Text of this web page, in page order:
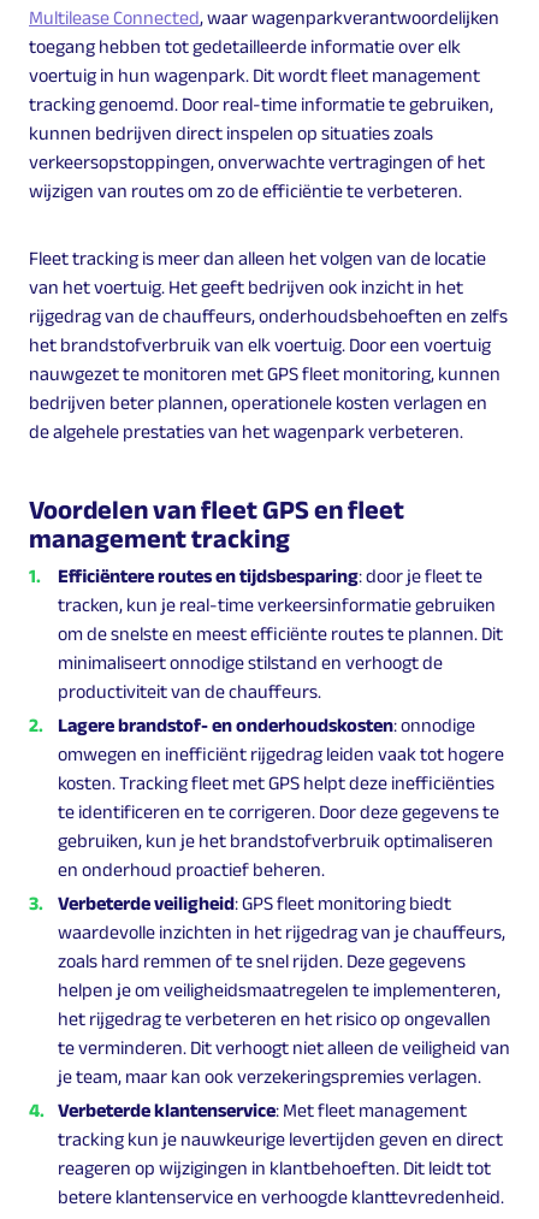
Multilease Connected, waar wagenparkverantwoordelijken
toegang hebben tot gedetailleerde informatie over elk
voertuig in hun wagenpark. Dit wordt fleet management
tracking genoemd. Door real-time informatie te gebruiken,
kunnen bedrijven direct inspelen op situaties zoals
verkeersopstoppingen, onverwachte vertragingen of het
wijzigen van routes om zo de efficiëntie te verbeteren.
Fleet tracking is meer dan alleen het volgen van de locatie
van het voertuig. Het geeft bedrijven ook inzicht in het
rijgedrag van de chauffeurs, onderhoudsbehoeften en zelfs
het brandstofverbruik van elk voertuig. Door een voertuig
nauwgezet te monitoren met GPS fleet monitoring, kunnen
bedrijven beter plannen, operationele kosten verlagen en
de algehele prestaties van het wagenpark verbeteren.
Voordelen van fleet GPS en fleet
management tracking
Efficiëntere routes en tijdsbesparing: door je fleet te
tracken, kun je real-time verkeersinformatie gebruiken
om de snelste en meest efficiënte routes te plannen. Dit
minimaliseert onnodige stilstand en verhoogt de
productiviteit van de chauffeurs.
Lagere brandstof- en onderhoudskosten: onnodige
omwegen en inefficiënt rijgedrag leiden vaak tot hogere
kosten. Tracking fleet met GPS helpt deze inefficiënties
te identificeren en te corrigeren. Door deze gegevens te
gebruiken, kun je het brandstofverbruik optimaliseren
en onderhoud proactief beheren.
Verbeterde veiligheid: GPS fleet monitoring biedt
waardevolle inzichten in het rijgedrag van je chauffeurs,
zoals hard remmen of te snel rijden. Deze gegevens
helpen je om veiligheidsmaatregelen te implementeren,
het rijgedrag te verbeteren en het risico op ongevallen
te verminderen. Dit verhoogt niet alleen de veiligheid van
je team, maar kan ook verzekeringspremies verlagen.
Verbeterde klantenservice: Met fleet management
tracking kun je nauwkeurige levertijden geven en direct
reageren op wijzigingen in klantbehoeften. Dit leidt tot
betere klantenservice en verhoogde klanttevredenheid.